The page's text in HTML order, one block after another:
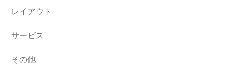
レイアウト
サービス
その他